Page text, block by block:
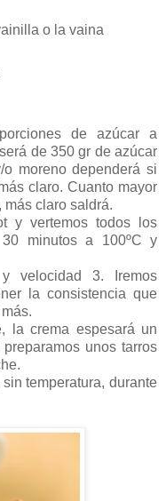
o la vaina
de azúcar a
de 350 gr de azúcar
moreno dependerá si
claro. Cuanto mayor
claro saldrá.
y vertemos todos los
minutos a 100ºC y
y velocidad 3. Iremos
la consistencia que
la crema espesará un
unos tarros
temperatura, durante